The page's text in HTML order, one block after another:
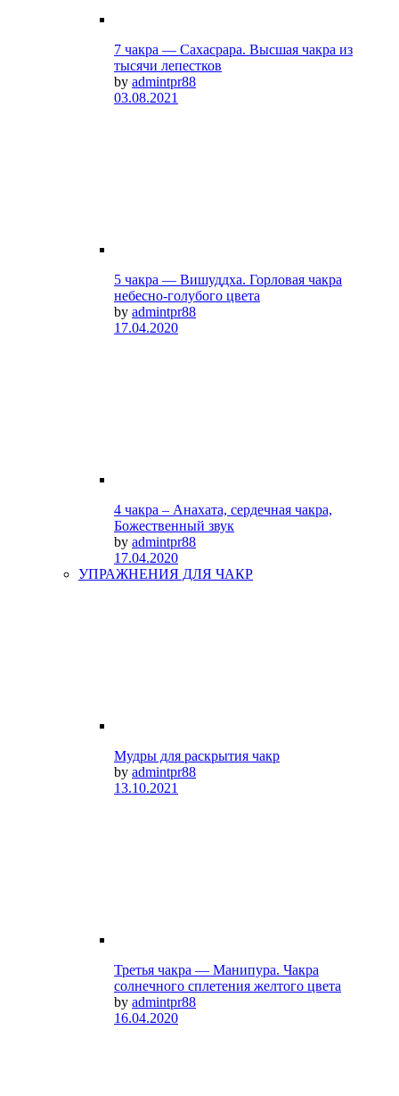
7 чакра — Сахасрара. Высшая чакра из
тысячи лепестков
by admintpr88
03.08.2021
5 чакра — Вишуддха. Горловая чакра
небесно-голубого цвета
by admintpr88
17.04.2020
4 чакра – Анахата, сердечная чакра,
Божественный звук
by admintpr88
17.04.2020
УПРАЖНЕНИЯ ДЛЯ ЧАКР
Мудры для раскрытия чакр
by admintpr88
13.10.2021
Третья чакра — Манипура. Чакра
солнечного сплетения желтого цвета
by admintpr88
16.04.2020